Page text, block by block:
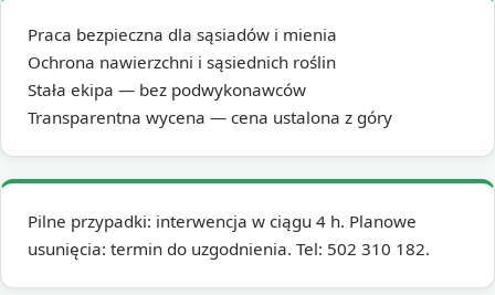
Praca bezpieczna dla sąsiadów i mienia
Ochrona nawierzchni i sąsiednich roślin
Stała ekipa — bez podwykonawców
Transparentna wycena — cena ustalona z góry
Pilne przypadki: interwencja w ciągu 4 h. Planowe
usunięcia: termin do uzgodnienia. Tel: 502 310 182.